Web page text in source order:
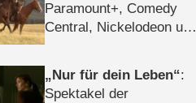
Paramount+, Comedy
Central, Nickelodeon und
Nur für dein Leben :
Spektakel der